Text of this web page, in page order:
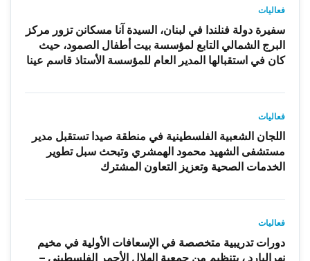
فعاليات
سفيرة دولة فنلندا في لبنان، السيدة آنا مسكانن تزور مركز
البرج الشمالي التابع لمؤسسة بيت أطفال الصمود، حيث
كان في استقبالها المدير العام للمؤسسة الأستاذ قاسم عينا
فعاليات
اللجان الشعبية الفلسطينية في منطقة صيدا تستقبل مدير
مستشفى الشهيد محمود الهمشري وتبحث سبل تطوير
الخدمات الصحية وتعزيز التعاون المشترك
فعاليات
دورات تدريبية متخصصة في الإسعافات الأولية في مخيم
نهرالبارد ، بتنظيم من جمعية الهلال الأحمر الفلسطيني –